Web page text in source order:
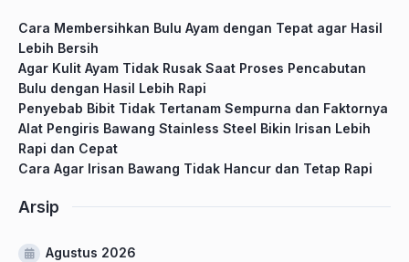
Cara Membersihkan Bulu Ayam dengan Tepat agar Hasil
Lebih Bersih
Agar Kulit Ayam Tidak Rusak Saat Proses Pencabutan
Bulu dengan Hasil Lebih Rapi
Penyebab Bibit Tidak Tertanam Sempurna dan Faktornya
Alat Pengiris Bawang Stainless Steel Bikin Irisan Lebih
Rapi dan Cepat
Cara Agar Irisan Bawang Tidak Hancur dan Tetap Rapi
Arsip
Agustus 2026